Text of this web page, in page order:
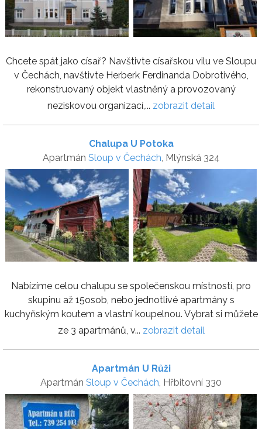
Chcete spát jako císař? Navštivte císařskou vilu ve Sloupu
v Čechách, navštivte Herberk Ferdinanda Dobrotivého,
rekonstruovaný objekt vlastněný a provozovaný
neziskovou organizací,... zobrazit detail
Chalupa U Potoka
Apartmán Sloup v Čechách, Mlýnská 324
Nabízíme celou chalupu se společenskou místností, pro
skupinu až 15osob, nebo jednotlivé apartmány s
kuchyňským koutem a vlastní koupelnou. Vybrat si můžete
ze 3 apartmánů, v... zobrazit detail
Apartmán U Růži
Apartmán Sloup v Čechách, Hřbitovní 330